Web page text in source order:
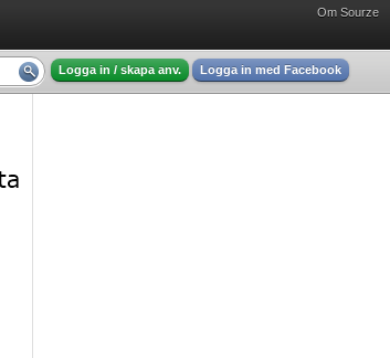
Om Sourze
Logga in / skapa anv. Logga in med Facebook
intressant läsning